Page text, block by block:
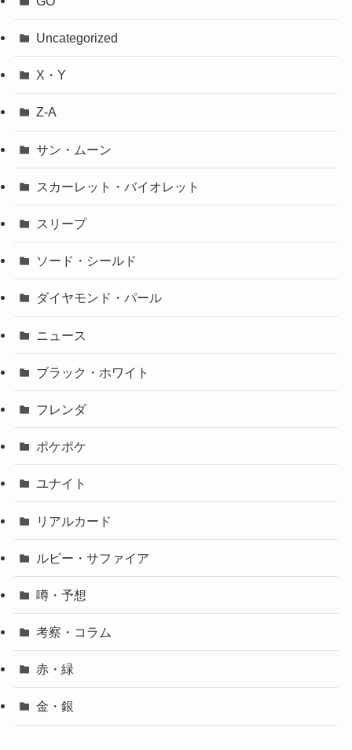
Uncategorized
X・Y
Z-A
サン・ムーン
スカーレット・バイオレット
スリープ
ソード・シールド
ダイヤモンド・パール
ニュース
ブラック・ホワイト
フレンダ
ポケポケ
ユナイト
リアルカード
ルビー・サファイア
噂・予想
考察・コラム
赤・緑
金・銀